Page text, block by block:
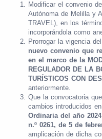
Modificar el convenio
Autónoma de Melilla y
TRAVEL), en los
incorporándola como
Prorrogar la vigencia
nuevo convenio que
en el marco de la
REGULADOR DE LA
TURÍSTICOS CON
anteriormente.
Que la convocatoria
cambios introducidos
Ordinaria del año 2024
n.º 0261, de 5 de
amplicación de dicha